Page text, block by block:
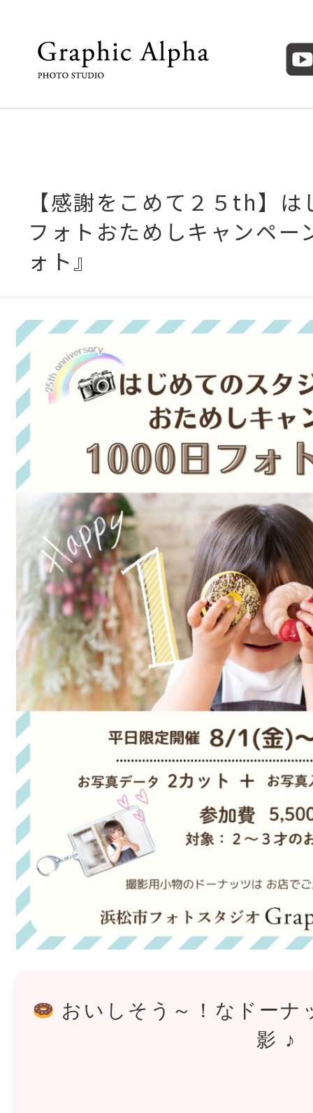
【感謝をこめて２５th】
フォトおためしキャンペー
ォト』
おいしそう～！なドーナ
影 ♪